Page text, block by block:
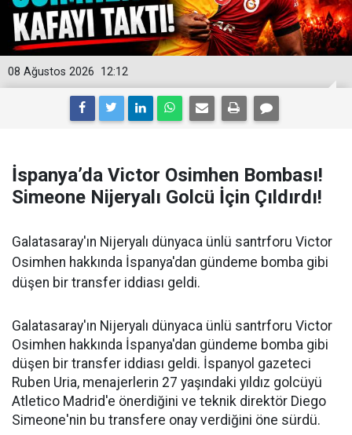
12:12
08 Ağustos 2026
İspanya’da Victor Osimhen Bombası!
Simeone Nijeryalı Golcü İçin Çıldırdı!
Galatasaray'ın Nijeryalı dünyaca ünlü santrforu Victor
Osimhen hakkında İspanya'dan gündeme bomba gibi
düşen bir transfer iddiası geldi.
Galatasaray'ın Nijeryalı dünyaca ünlü santrforu Victor
Osimhen hakkında İspanya'dan gündeme bomba gibi
düşen bir transfer iddiası geldi. İspanyol gazeteci
Ruben Uria, menajerlerin 27 yaşındaki yıldız golcüyü
Atletico Madrid'e önerdiğini ve teknik direktör Diego
Simeone'nin bu transfere onay verdiğini öne sürdü.